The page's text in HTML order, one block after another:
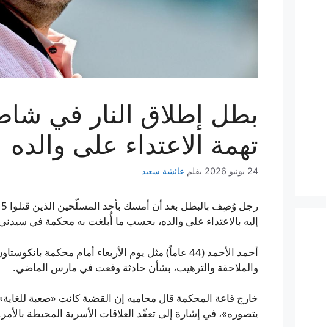
بطل إطلاق النار في
تهمة الاعتداء على والده
24 يونيو 2026 بقلم عائشة سعيد
إليه بالاعتداء على والده، بحسب ما أُبلغت به محكمة في
أحمد الأحمد (44 عاماً) مثل يوم الأربعاء أمام محكمة
والملاحقة والترهيب، بشأن حادثة وقعت في مارس الماضي.
خارج قاعة المحكمة قال محاميه إن القضية كانت «صعبة
يتصوره»، في إشارة إلى تعقّد العلاقات الأسرية المحيطة